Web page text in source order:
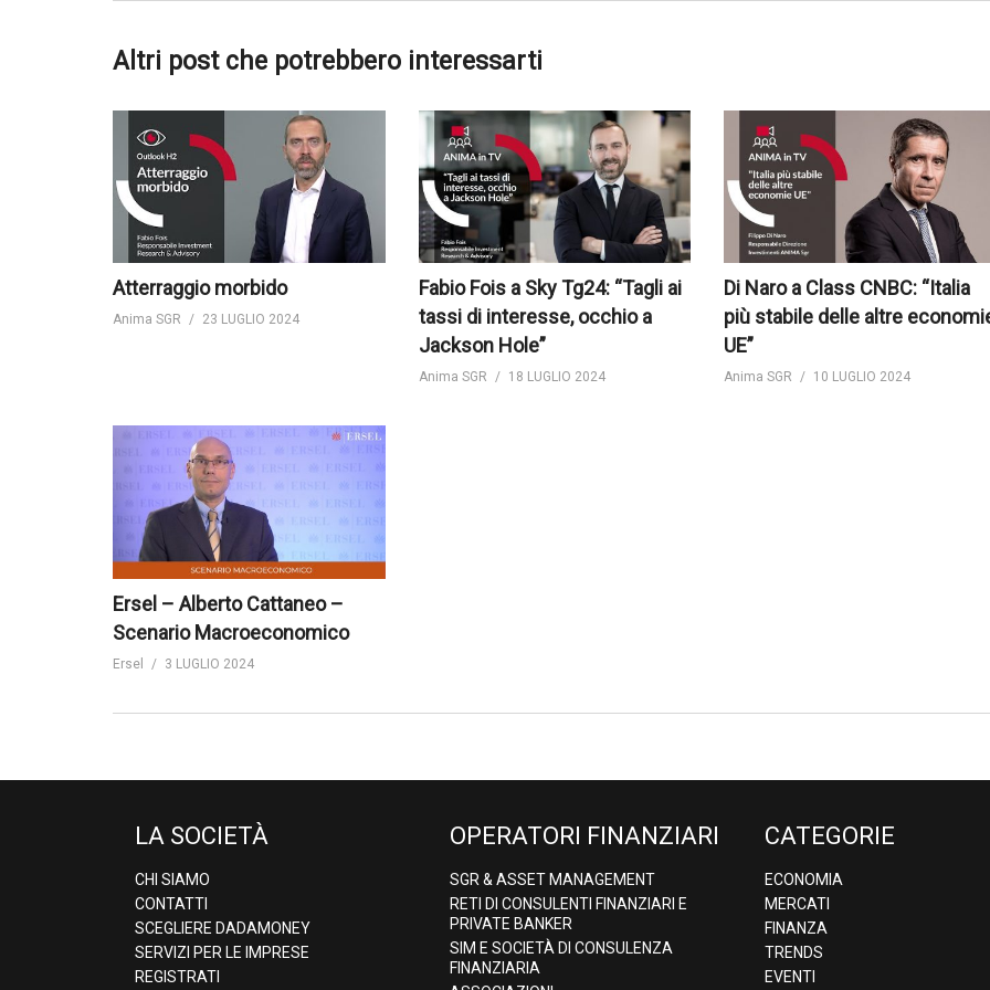
Altri post che potrebbero interessarti
Atterraggio morbido
Anima SGR 23 LUGLIO 2024
Fabio Fois a Sky Tg24: “Tagli ai
tassi di interesse, occhio a
Jackson Hole”
Anima SGR 18 LUGLIO 2024
Di Naro a Class CNBC: “Italia
più stabile delle altre
UE”
Anima SGR 10 LUGLIO 2024
Ersel – Alberto Cattaneo –
Scenario Macroeconomico
Ersel 3 LUGLIO 2024
LA SOCIETÀ
CHI SIAMO
CONTATTI
SCEGLIERE DADAMONEY
SERVIZI PER LE IMPRESE
REGISTRATI
OPERATORI FINANZIARI
SGR & ASSET MANAGEMENT
RETI DI CONSULENTI FINANZIARI E
PRIVATE BANKER
SIM E SOCIETÀ DI CONSULENZA
FINANZIARIA
CATEGORIE
ECONOMIA
MERCATI
FINANZA
TRENDS
EVENTI